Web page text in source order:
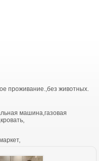
проживание.,без животных.
машина,газовая